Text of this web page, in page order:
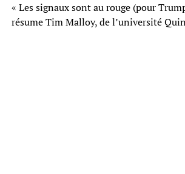
« Les signaux sont au rouge (pour
résume Tim Malloy, de l’université